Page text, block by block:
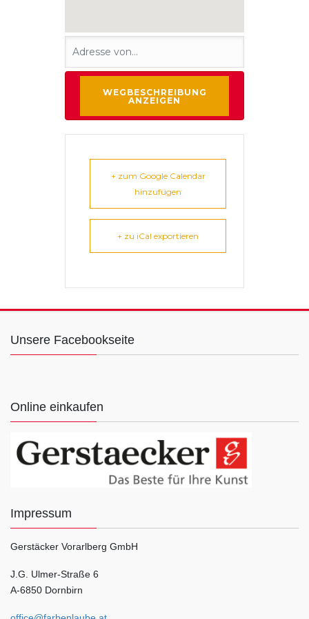
+ zum Google Calendar
hinzufügen
+ zu iCal exportieren
Unsere Facebookseite
Online einkaufen
Impressum
Gerstäcker Vorarlberg GmbH
J.G. Ulmer-Straße 6
A-6850 Dornbirn